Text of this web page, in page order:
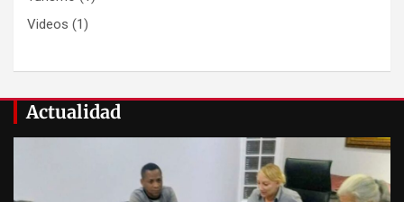
Videos (1)
Actualidad